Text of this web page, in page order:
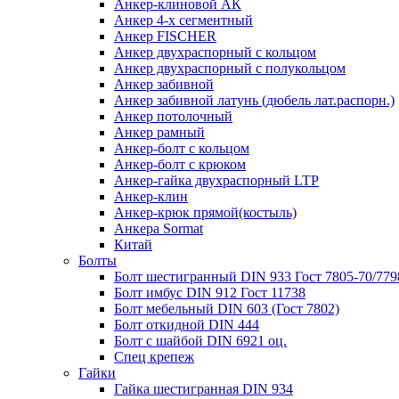
Анкер-клиновой АК
Анкер 4-х сегментный
Анкер FISCHER
Анкер двухраспорный с кольцом
Анкер двухраспорный с полукольцом
Анкер забивной
Анкер забивной латунь (дюбель лат.распорн.)
Анкер потолочный
Анкер рамный
Анкер-болт с кольцом
Анкер-болт с крюком
Анкер-гайка двухраспорный LTP
Анкер-клин
Анкер-крюк прямой(костыль)
Анкера Sormat
Китай
Болты
Болт шестигранный DIN 933 Гост 7805-70/
Болт имбус DIN 912 Гост 11738
Болт мебельный DIN 603 (Гост 7802)
Болт откидной DIN 444
Болт с шайбой DIN 6921 оц.
Спец крепеж
Гайки
Гайка шестигранная DIN 934